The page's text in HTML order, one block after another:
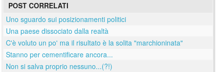
POST CORRELATI
Uno sguardo sui posizionamenti politici
Una paese dissociato dalla realtà
C'è voluto un po' ma il risultato è la solita "marchioninata"
Stanno per cementificare ancora...
Non si salva proprio nessuno...(?!)